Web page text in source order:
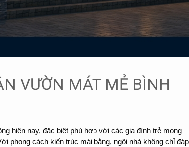
VƯỜN MÁT MẺ BÌNH
hiện nay, đặc biệt phù hợp với các gia đình trẻ mong
phong cách kiến trúc mái bằng, ngôi nhà không chỉ đáp